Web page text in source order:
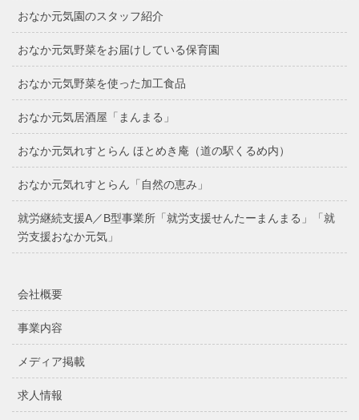
おなか元気園のスタッフ紹介
おなか元気野菜をお届けしている保育園
おなか元気野菜を使った加工食品
おなか元気居酒屋「まんまる」
おなか元気れすとらん ほとめき庵（道の駅くるめ内）
おなか元気れすとらん「自然の恵み」
就労継続支援A／B型事業所「就労支援せんたーまんまる」「就
労支援おなか元気」
会社概要
事業内容
メディア掲載
求人情報